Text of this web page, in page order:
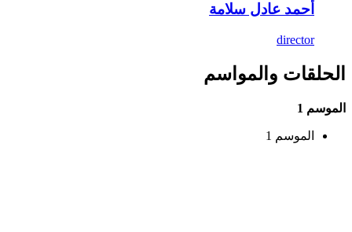
أحمد عادل سلامة
director
الحلقات والمواسم
الموسم 1
الموسم 1